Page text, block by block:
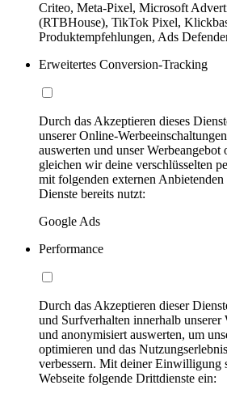
Criteo, Meta-Pixel, Microsoft
(RTBHouse), TikTok Pixel,
Produktempfehlungen, Ads
Erweitertes Conversion-Tracking
Durch das Akzeptieren dieses
unserer Online-
auswerten und unser Werbeangebot
gleichen wir deine verschlüsselten
mit folgenden externen Anbietenden
Dienste bereits nutzt:
Google Ads
Performance
Durch das Akzeptieren dieser
und Surfverhalten innerhalb unserer
und anonymisiert auswerten, um
optimieren und das
verbessern. Mit deiner Einwilligung
Webseite folgende Drittdienste ein: